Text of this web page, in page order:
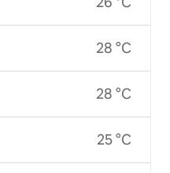
28 °C
28 °C
25 °C